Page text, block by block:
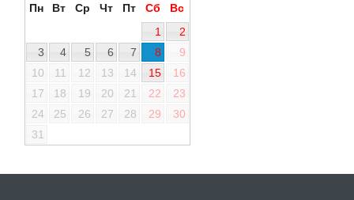
Пн Вт Ср Чт Пт Сб
Вс
1
2
3
4 5 6 7 8
9
10
11 12 13 14 15
16
17
18 19 20 21 22
23
24
25 26 27 28 29
30
31